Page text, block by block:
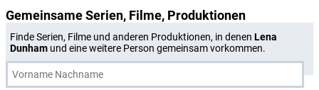
Gemeinsame Serien, Filme, Produktionen
Finde Serien, Filme und anderen Produktionen, in denen Lena
Dunham und eine weitere Person gemeinsam vorkommen.